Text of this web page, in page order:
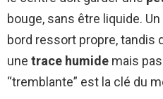
bouge, sans être liquide.
bord ressort propre, tandis
une trace humide mais
“tremblante” est la clé du